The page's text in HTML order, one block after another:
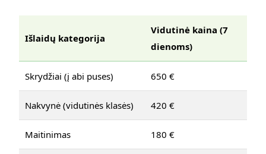
Išlaidų kategorija
Vidutinė kaina (7
dienoms)
Skrydžiai (į abi puses) 650 €
Nakvynė (vidutinės klasės) 420 €
Maitinimas 180 €